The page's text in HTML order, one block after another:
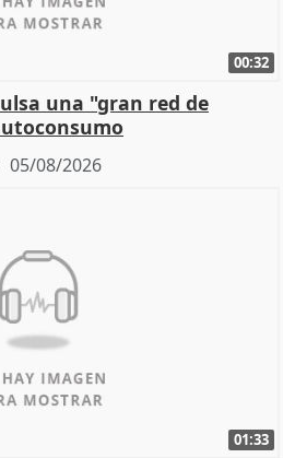
00:32
una "gran red de
05/08/2026
01:33